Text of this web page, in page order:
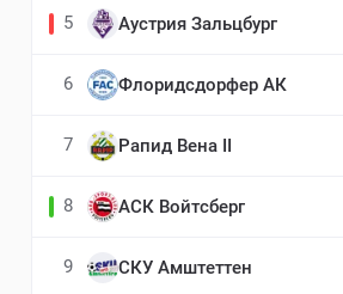
5 Аустрия Зальцбург
6 Флоридсдорфер АК
7 Рапид Вена II
8 АСК Войтсберг
9 СКУ Амштеттен